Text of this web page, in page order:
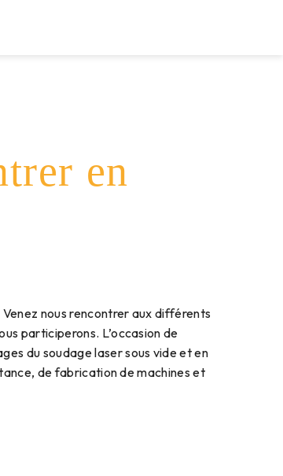
en
nous rencontrer aux différents
participerons. L’occasion de
du soudage laser sous vide et en
de fabrication de machines et